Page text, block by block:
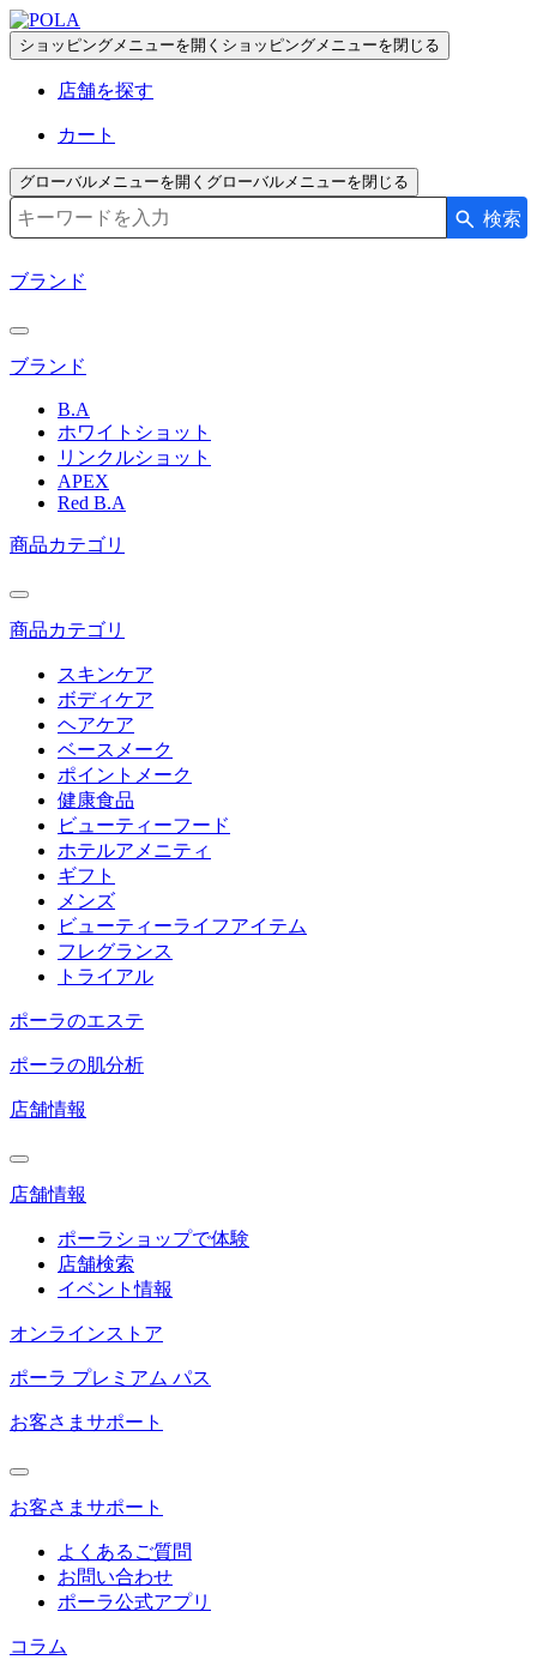
ペ
ー
で
す
コ
テ
エ
ア
へ
ショッピングメニューを開く ショッピングメニューを閉じる
店舗を探す
カート
グローバルメニューを開く グローバルメニューを閉じる
検索キーワード入力 検索
ブランド
ブランド
B.A
ホワイトショット
リンクルショット
APEX
Red B.A
商品カテゴリ
商品カテゴリ
スキンケア
ボディケア
ヘアケア
ベースメーク
ポイントメーク
健康食品
ビューティーフード
ホテルアメニティ
ギフト
メンズ
ビューティーライフアイテム
フレグランス
トライアル
ポーラのエステ
ポーラの肌分析
店舗情報
店舗情報
ポーラショップで体験
店舗検索
イベント情報
オンラインストア
ポーラ プレミアム パス
お客さまサポート
お客さまサポート
よくあるご質問
お問い合わせ
ポーラ公式アプリ
コラム